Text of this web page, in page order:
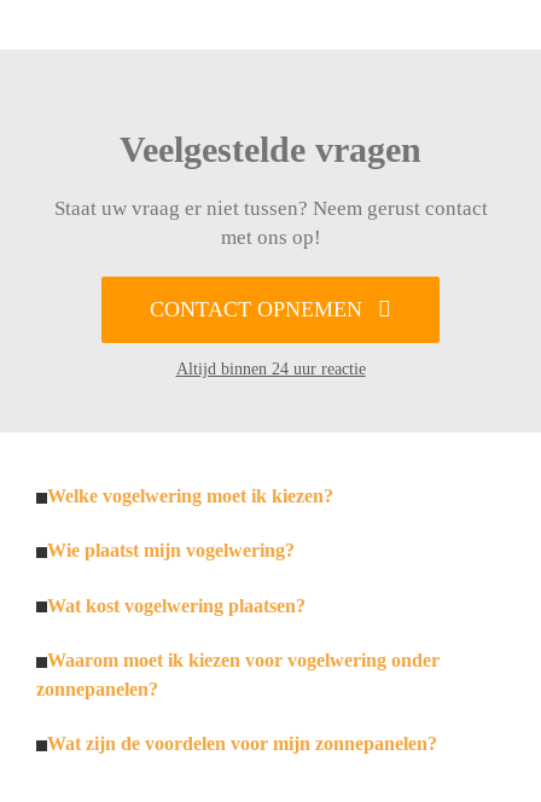
Veelgestelde vragen
Staat uw vraag er niet tussen? Neem gerust contact
met ons op!
CONTACT OPNEMEN
Altijd binnen 24 uur reactie
Welke vogelwering moet ik kiezen?
Wie plaatst mijn vogelwering?
Wat kost vogelwering plaatsen?
Waarom moet ik kiezen voor vogelwering onder
zonnepanelen?
Wat zijn de voordelen voor mijn zonnepanelen?